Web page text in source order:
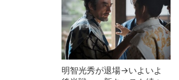
明智光秀が退場→いよいよ